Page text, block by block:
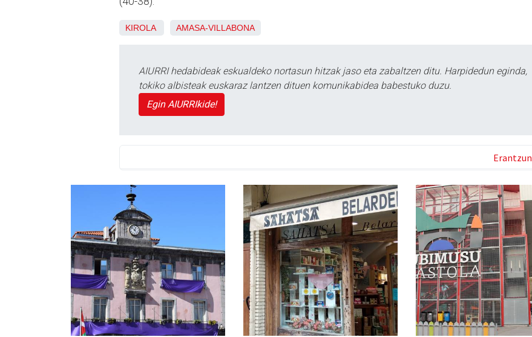
KIROLA AMASA-VILLABONA
AIURRI hedabideak eskualdeko nortasun hitzak jaso eta zabaltzen ditu. Harpidedun eginda,
tokiko albisteak euskaraz lantzen dituen komunikabidea babestuko duzu.
Egin AIURRIkide!
Erantzun